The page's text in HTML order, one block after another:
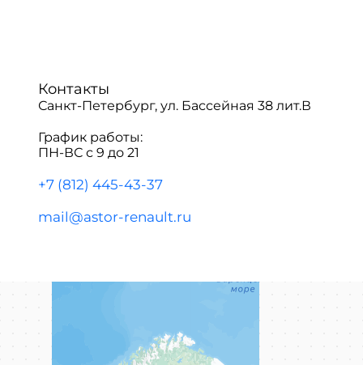
Контакты
Санкт-Петербург, ул. Бассейная 38 лит.В
График работы:
ПН-ВС с 9 до 21
+7 (812) 445-43-37
mail@astor-renault.ru